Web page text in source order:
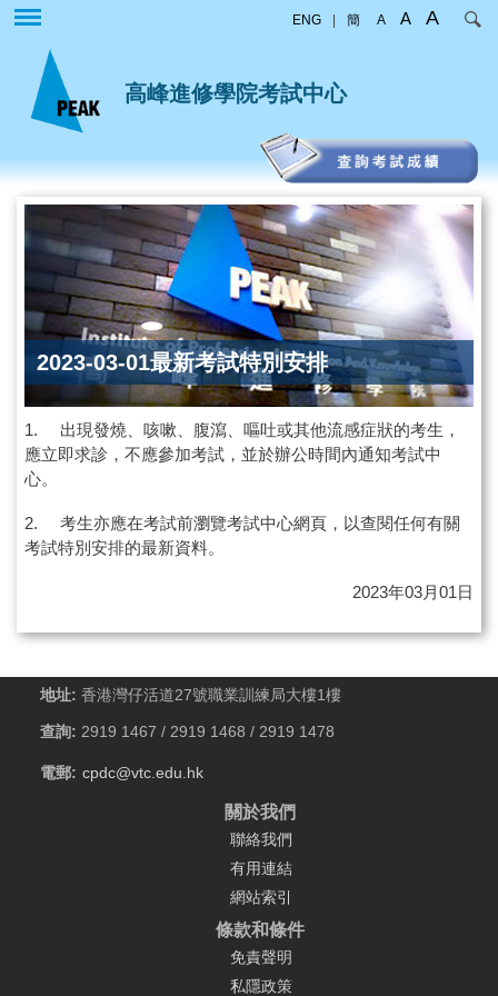
內
容
ENG 簡 A A A
高峰進修學院考試中心
2023-03-01最新考試特別安排
1. 出現發燒、咳嗽、腹瀉、嘔吐或其他流感症狀的考生，
應立即求診，不應參加考試，並於辦公時間內通知考試中
心。
2. 考生亦應在考試前瀏覽考試中心網頁，以查閱任何有關
考試特別安排的最新資料。
2023年03月01日
地址: 香港灣仔活道27號職業訓練局大樓1樓
查詢: 2919 1467 / 2919 1468 / 2919 1478
電郵: cpdc@vtc.edu.hk
關於我們
聯絡我們
有用連結
網站索引
條款和條件
免責聲明
私隱政策